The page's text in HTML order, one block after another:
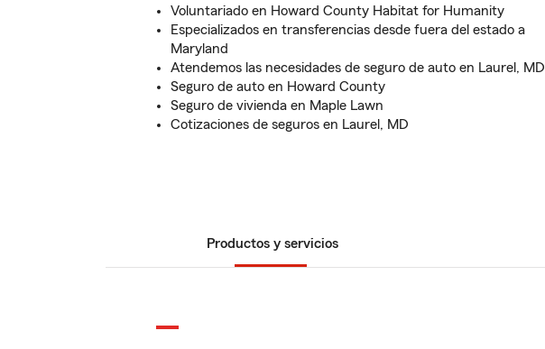
Voluntariado en Howard County Habitat for Humanity
Especializados en transferencias desde fuera del estado a
Maryland
Atendemos las necesidades de seguro de auto en Laurel, MD
Seguro de auto en Howard County
Seguro de vivienda en Maple Lawn
Cotizaciones de seguros en Laurel, MD
Productos y servicios